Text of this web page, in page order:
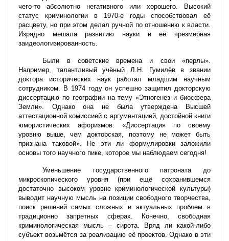
чего-то абсолютно негативного или хорошего. Высокий
статус криминологии в 1970-е годы способствовал её
расцвету, но при этом делал ручной по отношению к власти.
Изрядно мешала развитию науки и её чрезмерная
заидеологизированность.
Были в советские времена и свои «перлы».
Например, талантливый учёный Л.Н. Гумилёв в звании
доктора исторических наук работал младшим научным
сотрудником. В 1974 году он успешно защитил докторскую
диссертацию по географии на тему «Этногенез и биосфера
Земли». Однако она не была утверждена Высшей
аттестационной комиссией с аргументацией, достойной книги
юмористических афоризмов: «Диссертация по своему
уровню выше, чем докторская, поэтому не может быть
признана таковой». Не эти ли формулировки заложили
основы того научного пике, которое мы наблюдаем сегодня!
Уменьшение государственного патроната до
микроскопического уровня (при ещё сохранившемся
достаточно высоком уровне криминологической культуры)
выводит научную мысль на позиции свободного творчества,
поиск решений самых сложных и актуальных проблем в
традиционно запретных сферах. Конечно, свободная
криминологическая мысль – сирота. Вряд ли какой-либо
субъект возьмётся за реализацию её проектов. Однако в эти